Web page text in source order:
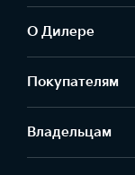
О Дилере
Покупателям
Владельцам